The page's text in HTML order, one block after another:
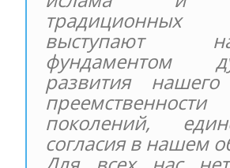
традиционных
выступают
фундаментом
развития
преемственности
поколений,
согласия в нашем